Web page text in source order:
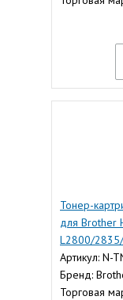
Тонер-
для Brother
L2800/
Артикул: N-
Бренд:
Торговая